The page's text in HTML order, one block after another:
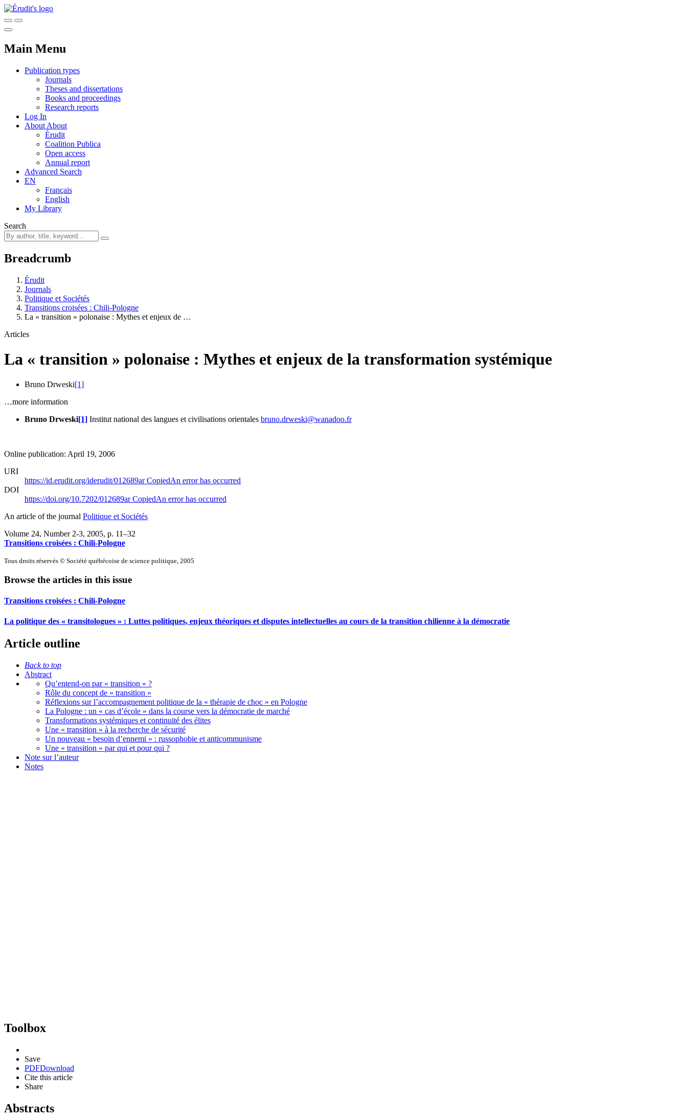
Main Menu
Publication types
Journals
Theses and dissertations
Books and proceedings
Research reports
Log In
About About
Érudit
Coalition Publica
Open access
Annual report
Advanced Search
EN
Français
English
My Library
Search
Breadcrumb
Érudit
Journals
Politique et Sociétés
Transitions croisées : Chili-Pologne
La « transition » polonaise : Mythes et enjeux de …
Articles
La « transition » polonaise : Mythes et enjeux de la transformation systémique
Bruno Drweski[1]
…more information
Bruno Drweski[1] Institut national des langues et civilisations orientales bruno.drweski@wanadoo.fr
Online publication: April 19, 2006
URI
https://id.erudit.org/iderudit/012689arCopiedAn error has occurred
DOI
https://doi.org/10.7202/012689arCopiedAn error has occurred
An article of the journal Politique et Sociétés
Volume 24, Number 2-3, 2005, p. 11–32
Transitions croisées : Chili-Pologne
Tous droits réservés © Société québécoise de science politique, 2005
Browse the articles in this issue
Transitions croisées : Chili-Pologne
La politique des « transitologues » : Luttes politiques, enjeux théoriques et disputes intellectuelles au cours de la transition chilienne à la démocratie
Article outline
Back to top
Abstract
Qu’entend-on par « transition » ?
Rôle du concept de « transition »
Réflexions sur l’accompagnement politique de la « thérapie de choc » en Pologne
La Pologne : un « cas d’école » dans la course vers la démocratie de marché
Transformations systémiques et continuité des élites
Une « transition » à la recherche de sécurité
Un nouveau « besoin d’ennemi » : russophobie et anticommunisme
Une « transition » par qui et pour qui ?
Note sur l’auteur
Notes
Toolbox
Save
PDFDownload
Cite this article
Share
Abstracts